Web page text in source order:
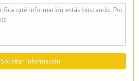
Solicitar Información